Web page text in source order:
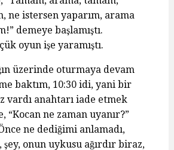
ne istersen yaparım, arama
demeye başlamıştı.
oyun işe yaramıştı.
üzerinde oturmaya devam
baktım, 10:30 idi, yani bir
vardı anahtarı iade etmek
“Kocan ne zaman uyanır?”
ne dediğimi anlamadı,
şey, onun uykusu ağırdır biraz,